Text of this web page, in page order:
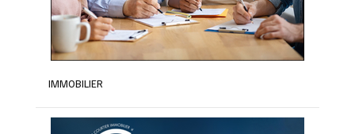
IMMOBILIER